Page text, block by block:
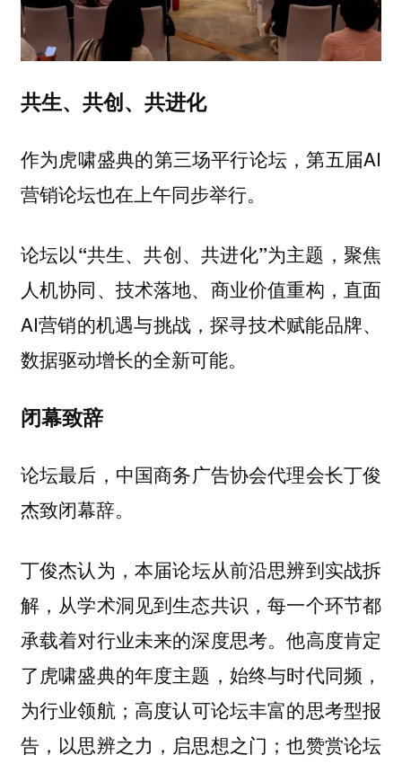
共生、共创、共进化
作为虎啸盛典的第三场平行论坛，第五届AI
营销论坛也在上午同步举行。
论坛以“共生、共创、共进化”为主题，聚焦
人机协同、技术落地、商业价值重构，直面
AI营销的机遇与挑战，探寻技术赋能品牌、
数据驱动增长的全新可能。
闭幕致辞
论坛最后， 中国商务广告协会代理会长丁俊
杰致闭幕辞。
丁俊杰认为， 本届论坛从前沿思辨到实战拆
解，从学术洞见到生态共识，每一个环节都
承载着对行业未来的深度思考。他高度肯定
了虎啸盛典的年度主题，始终与时代同频，
为行业领航；高度认可论坛丰富的思考型报
告，以思辨之力，启思想之门；也赞赏论坛